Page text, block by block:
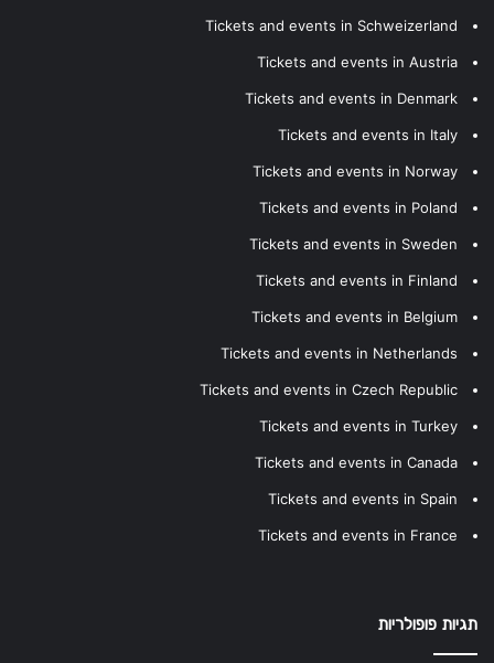
Tickets and events in Schweizerland
Tickets and events in Austria
Tickets and events in Denmark
Tickets and events in Italy
Tickets and events in Norway
Tickets and events in Poland
Tickets and events in Sweden
Tickets and events in Finland
Tickets and events in Belgium
Tickets and events in Netherlands
Tickets and events in Czech Republic
Tickets and events in Turkey
Tickets and events in Canada
Tickets and events in Spain
Tickets and events in France
תגיות פופולריות